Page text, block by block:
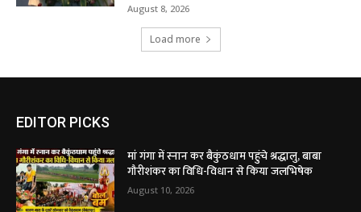
August 8, 2026
Load more
EDITOR PICKS
मां गंगा में स्नान कर बैकुंठधाम पहुंचे श्रद्धालु, बाबा
गौरीशंकर का विधि-विधान से किया जलभिषेक
August 10, 2026